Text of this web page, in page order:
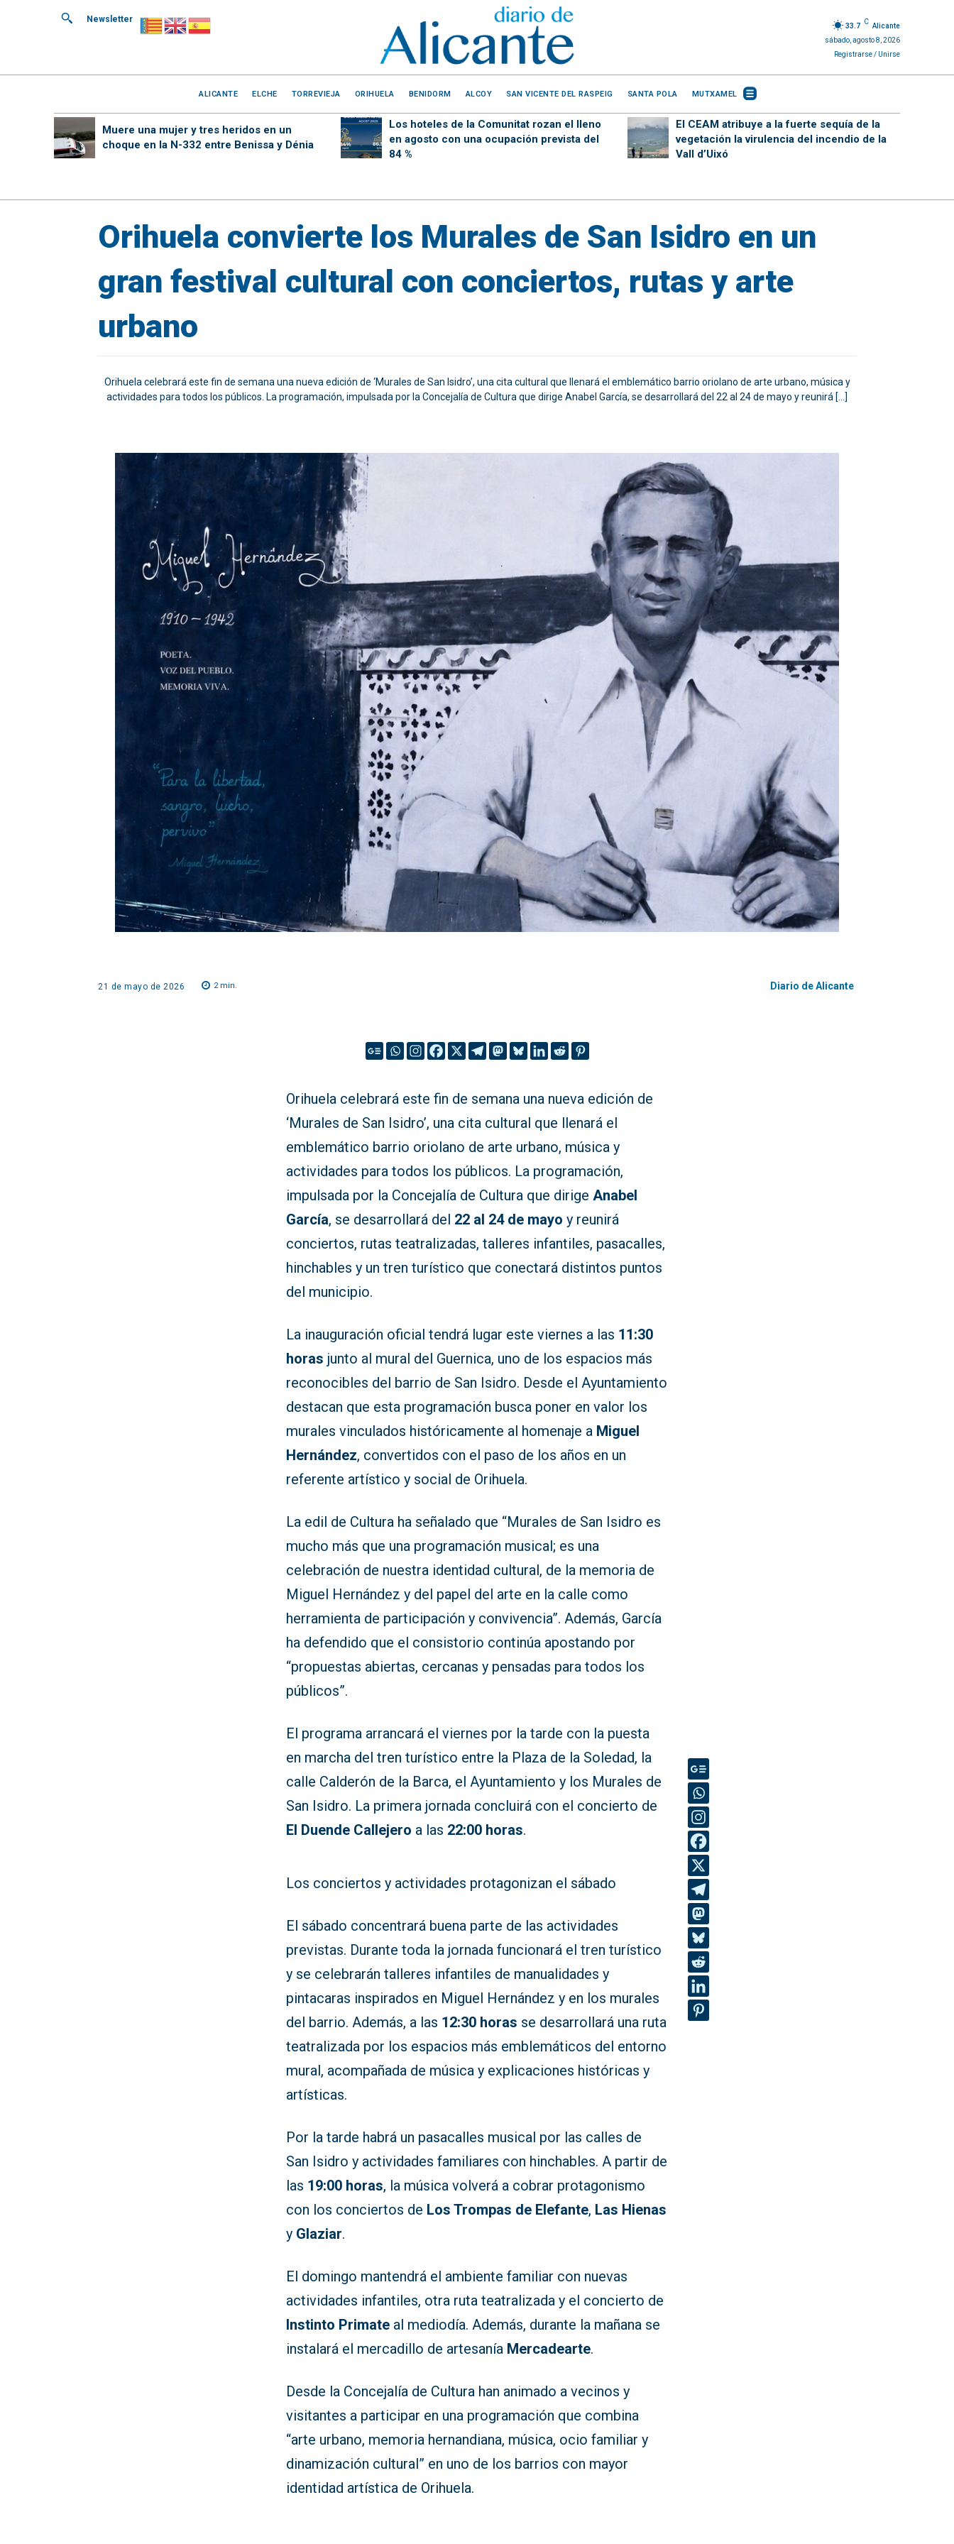
Newsletter
33.7
C
Alicante
sábado, agosto 8, 2026
Registrarse / Unirse
ALICANTE ELCHE TORREVIEJA ORIHUELA BENIDORM ALCOY SAN VICENTE DEL RASPEIG SANTA POLA MUTXAMEL
Muere una mujer y tres heridos en un
choque en la N-332 entre Benissa y Dénia
Los hoteles de la Comunitat rozan el lleno
en agosto con una ocupación prevista del
84 %
El CEAM atribuye a la fuerte sequía de la
vegetación la virulencia del incendio de la
Vall d’Uixó
Orihuela convierte los Murales de San Isidro en un
gran festival cultural con conciertos, rutas y arte
urbano
Orihuela celebrará este fin de semana una nueva edición de ‘Murales de San Isidro’, una cita cultural que llenará el emblemático barrio oriolano de arte urbano, música y
actividades para todos los públicos. La programación, impulsada por la Concejalía de Cultura que dirige Anabel García, se desarrollará del 22 al 24 de mayo y reunirá […]
21 de mayo de 2026 2min. Diario de Alicante
Orihuela celebrará este fin de semana una nueva edición de
‘Murales de San Isidro’, una cita cultural que llenará el
emblemático barrio oriolano de arte urbano, música y
actividades para todos los públicos. La programación,
impulsada por la Concejalía de Cultura que dirigeAnabel
García, se desarrollará del 22 al 24 de mayo y reunirá
conciertos, rutas teatralizadas, talleres infantiles, pasacalles,
hinchables y un tren turístico que conectará distintos puntos
del municipio.
La inauguración oficial tendrá lugar este viernes a las 11:30
horas junto al mural del Guernica, uno de los espacios más
reconocibles del barrio de San Isidro. Desde el Ayuntamiento
destacan que esta programación busca poner en valor los
murales vinculados históricamente al homenaje a Miguel
Hernández, convertidos con el paso de los años en un
referente artístico y social de Orihuela.
La edil de Cultura ha señalado que “Murales de San Isidro es
mucho más que una programación musical; es una
celebración de nuestra identidad cultural, de la memoria de
Miguel Hernández y del papel del arte en la calle como
herramienta de participación y convivencia”. Además, García
ha defendido que el consistorio continúa apostando por
“propuestas abiertas, cercanas y pensadas para todos los
públicos”.
El programa arrancará el viernes por la tarde con la puesta
en marcha del tren turístico entre la Plaza de la Soledad, la
calle Calderón de la Barca, el Ayuntamiento y los Murales de
San Isidro. La primera jornada concluirá con el concierto de
El Duende Callejero a las 22:00 horas.
Los conciertos y actividades protagonizan el sábado
El sábado concentrará buena parte de las actividades
previstas. Durante toda la jornada funcionará el tren turístico
y se celebrarán talleres infantiles de manualidades y
pintacaras inspirados en Miguel Hernández y en los murales
del barrio. Además, a las 12:30 horas se desarrollará una ruta
teatralizada por los espacios más emblemáticos del entorno
mural, acompañada de música y explicaciones históricas y
artísticas.
Por la tarde habrá un pasacalles musical por las calles de
San Isidro y actividades familiares con hinchables. A partir de
las 19:00 horas, la música volverá a cobrar protagonismo
con los conciertos de Los Trompas de Elefante, Las Hienas
y Glaziar.
El domingo mantendrá el ambiente familiar con nuevas
actividades infantiles, otra ruta teatralizada y el concierto de
Instinto Primate al mediodía. Además, durante la mañana se
instalará el mercadillo de artesanía Mercadearte.
Desde la Concejalía de Cultura han animado a vecinos y
visitantes a participar en una programación que combina
“arte urbano, memoria hernandiana, música, ocio familiar y
dinamización cultural” en uno de los barrios con mayor
identidad artística de Orihuela.